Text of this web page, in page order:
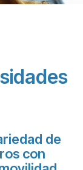
de
con